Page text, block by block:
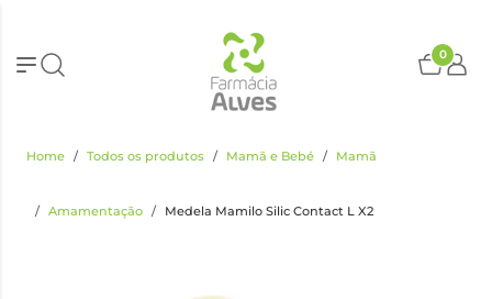
0
Home Todos os produtos Mamã e Bebé Mamã
Amamentação Medela Mamilo Silic Contact L X2